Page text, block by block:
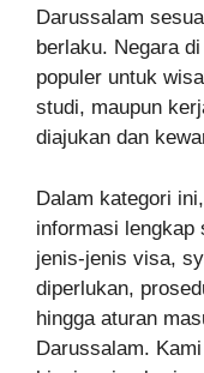
Darussalam
berlaku. Negara
populer untuk
studi, maupun
diajukan dan
Dalam kategori
informasi lengkap
jenis-jenis visa,
diperlukan,
hingga aturan
Darussalam.